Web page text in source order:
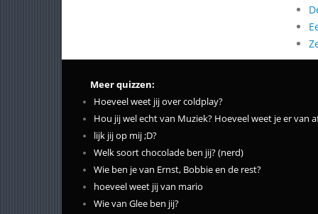
Meer quizzen:
Hoeveel weet jij over coldplay?
Hou jij wel echt van Muziek? Hoeveel weet je er van
lijk jij op mij ;D?
Welk soort chocolade ben jij? (nerd)
Wie ben je van Ernst, Bobbie en de rest?
hoeveel weet jij van mario
Wie van Glee ben jij?